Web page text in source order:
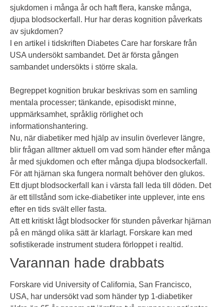
sjukdomen i många år och haft flera, kanske många,
djupa blodsockerfall. Hur har deras kognition påverkats
av sjukdomen?
I en artikel i tidskriften Diabetes Care har forskare från
USA undersökt sambandet. Det är första gången
sambandet undersökts i större skala.
Begreppet kognition brukar beskrivas som en samling
mentala processer; tänkande, episodiskt minne,
uppmärksamhet, språklig rörlighet och
informationshantering.
Nu, när diabetiker med hjälp av insulin överlever längre,
blir frågan alltmer aktuell om vad som händer efter många
år med sjukdomen och efter många djupa blodsockerfall.
För att hjärnan ska fungera normalt behöver den glukos.
Ett djupt blodsockerfall kan i värsta fall leda till döden. Det
är ett tillstånd som icke-diabetiker inte upplever, inte ens
efter en tids svält eller fasta.
Att ett kritiskt lågt blodsocker för stunden påverkar hjärnan
på en mängd olika sätt är klarlagt. Forskare kan med
sofistikerade instrument studera förloppet i realtid.
Varannan hade drabbats
Forskare vid University of California, San Francisco,
USA, har undersökt vad som händer typ 1-diabetiker